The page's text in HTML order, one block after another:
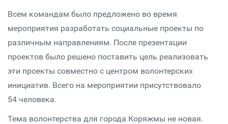
Всем командам было предложено во время
мероприятия разработать социальные проекты по
различным направлениям. После презентации
проектов было решено поставить цель реализовать
эти проекты совместно с центром волонтерских
инициатив. Всего на мероприятии присутствовало
54 человека.
Тема волонтерства для города Коряжмы не новая.